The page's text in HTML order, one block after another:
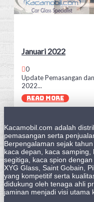
Januari 2022
0
Update Pemasangan
2022...
READ MORE
Kacamobil.com adalah
pemasangan serta
Berpengalaman sejak
kaca depan, kaca
segitiga, kaca spion
XYG Glass, Saint Gobain,
yang kompetitif serta
didukung oleh tenaga ahli
jaminan menjadi visi utama